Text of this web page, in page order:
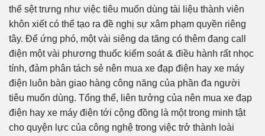
thể sệt trưng như việc tiêu muốn dùng tài liệu thành viên
khôn xiết có thể tạo ra đề nghị sự xâm phạm quyền riêng
tây. Để ứng phó, một vài siêng da tăng có thêm đang call
điện một vài phương thuốc kiểm soát & điều hành rất nhọc
tính, đảm phân tách sẻ nên mua xe đạp điện hay xe máy
điện luôn bàn giao hàng công năng của phần đa người
tiêu muốn dùng. Tổng thể, liên tưởng của nên mua xe đạp
điện hay xe máy điện tới cộng đồng là một trong minh tật
cho quyện lực của công nghệ trong việc trở thành loài